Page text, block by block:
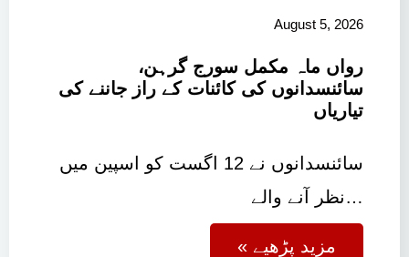
August 5, 2026
رواں ماہ مکمل سورج گرہن،
سائنسدانوں کی کائنات کے راز جاننے کی
تیاریاں
سائنسدانوں نے 12 اگست کو اسپین میں
نظر آنے والے…
« مزید پڑھیے